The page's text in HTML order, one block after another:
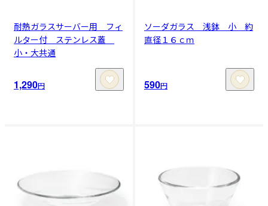
耐熱ガラスサーバー用 フィ
ルター付 ステンレス蓋
小・大共通
1,290円
ソーダガラス 浅鉢 小 約
直径１６ｃｍ
590円